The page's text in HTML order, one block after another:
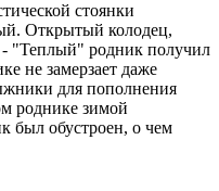
стоянки
Открытый колодец,
- "Теплый" родник получил
не замерзает даже
для пополнения
роднике зимой
был обустроен, о чем